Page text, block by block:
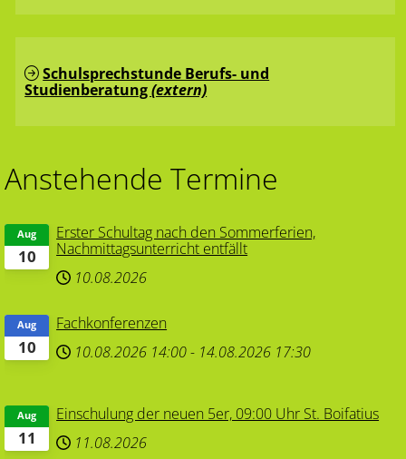
Schulsprechstunde Berufs- und
Studienberatung(extern)
Anstehende Termine
10
Aug
Erster Schultag nach den Sommerferien,
Nachmittagsunterricht entfällt
10.08.2026
10
Aug
Fachkonferenzen
10.08.2026 14:00- 14.08.2026 17:30
11
Aug
Einschulung der neuen 5er, 09:00 Uhr St. Boifatius
11.08.2026